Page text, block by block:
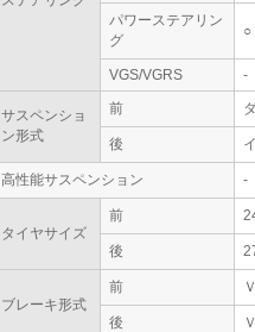
パワーステアリン
グ
○
VGS/VGRS -
サスペンショ
ン形式
前
後
高性能サスペンション -
タイヤサイズ
前
後
ブレーキ形式
前
後